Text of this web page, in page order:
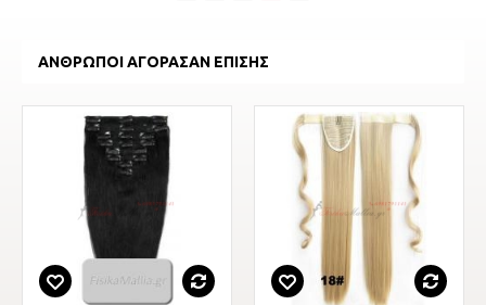
ΆΝΘΡΩΠΟΙ ΑΓΌΡΑΣΑΝ ΕΠΊΣΗΣ